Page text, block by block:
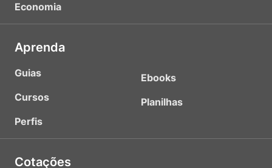
Economia
Aprenda
Guias
Cursos
Perfis
Ebooks
Planilhas
Cotações